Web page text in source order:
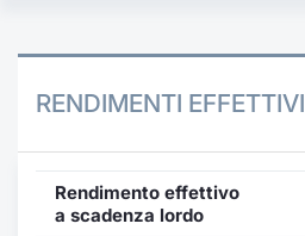
RENDIMENTI EFFETTIVI
Rendimento effettivo
a scadenza lordo